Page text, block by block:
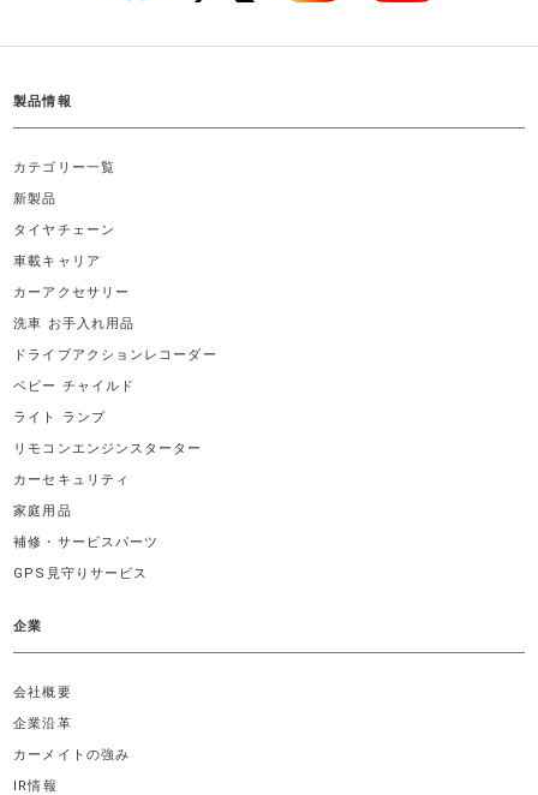
製品情報
カテゴリー一覧
新製品
タイヤチェーン
車載キャリア
カーアクセサリー
洗車 お手入れ用品
ドライブアクションレコーダー
ベビー チャイルド
ライト ランプ
リモコンエンジンスターター
カーセキュリティ
家庭用品
補修・サービスパーツ
GPS見守りサービス
企業
会社概要
企業沿革
カーメイトの強み
IR情報